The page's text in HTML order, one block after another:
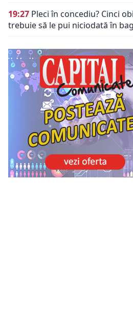
19:27 Pleci în concediu? Cinci
trebuie să le pui niciodată în